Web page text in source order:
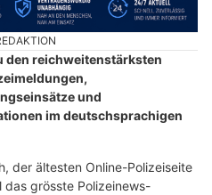
den reichweitenstärksten
und
im deutschsprachigen
der ältesten Online-Polizeiseite
grösste Polizeinews-